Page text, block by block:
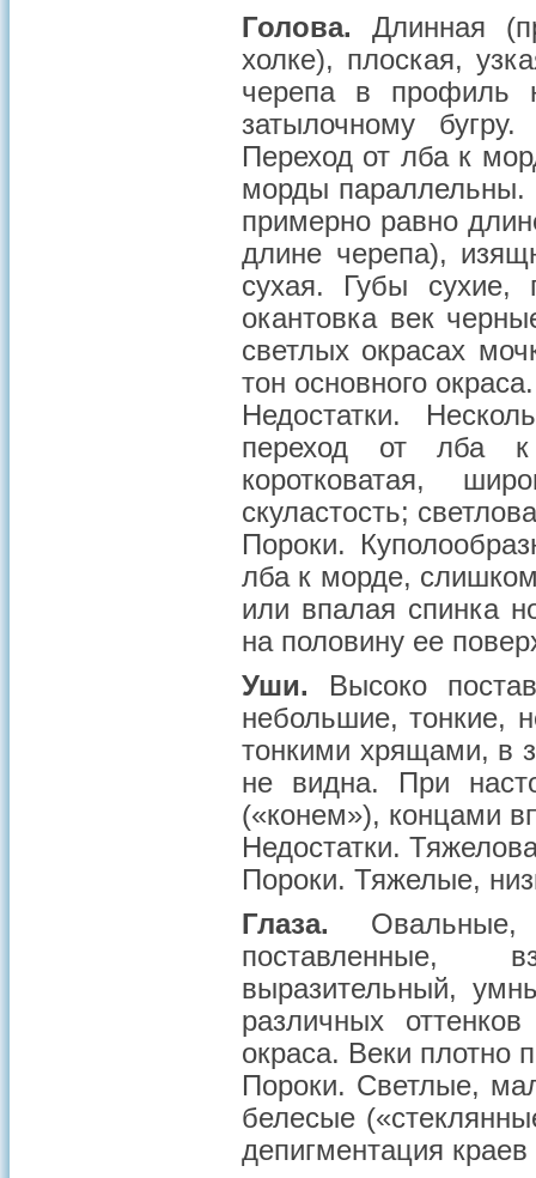
Голова. Длинная
холке), плоская,
черепа в профиль
затылочному
Переход от лба к
морды параллельны.
примерно равно
длине черепа),
сухая. Губы сухие,
окантовка век
светлых окрасах
тон основного окраса.
Недостатки.
переход от лба к
коротковатая,
скуластость;
Пороки.
лба к морде,
или впалая спинка
на половину ее
Уши. Высоко
небольшие, тонкие,
тонкими хрящами, в
не видна. При
(«конем»), концами
Недостатки.
Пороки. Тяжелые,
Глаза. Овальные,
поставленные,
выразительный,
различных
окраса. Веки плотно
Пороки. Светлые,
белесые
депигментация краев